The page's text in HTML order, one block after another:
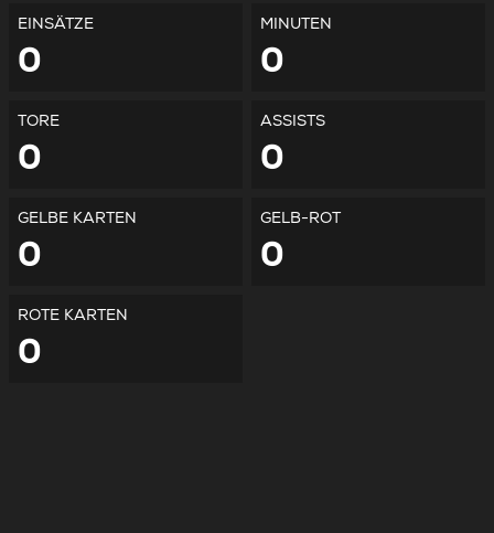
EINSÄTZE
0
MINUTEN
0
TORE
0
ASSISTS
0
GELBE KARTEN
0
GELB-ROT
0
ROTE KARTEN
0